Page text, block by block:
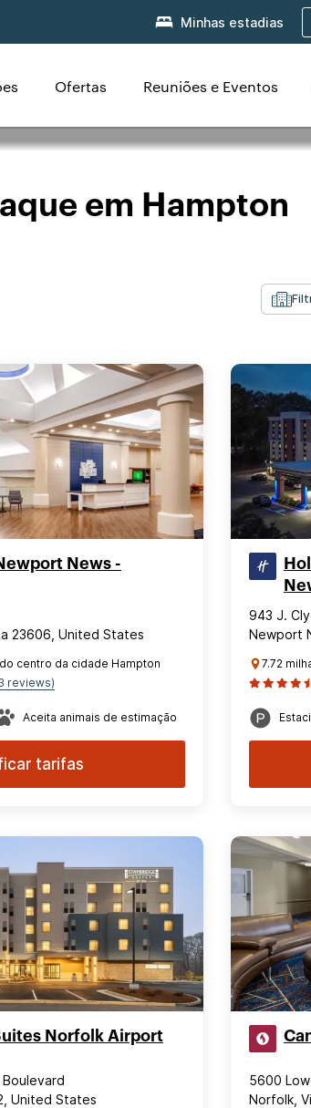
Minhas estadias
Ofertas Reuniões e Eventos
em Hampton
News -
23606, United States
centro da cidade Hampton
reviews)
Aceita animais de estimação
tarifas
943 J.
Newport
7.72
Norfolk Airport
United States
5600
Norfolk,